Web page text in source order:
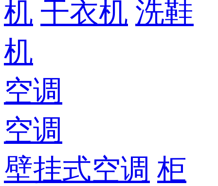
机 干衣机 洗鞋
机
空调
空调
壁挂式空调 柜